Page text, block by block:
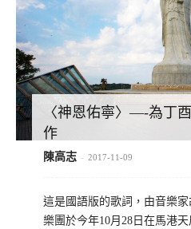
〈神恩佑寧〉—-為丁
作
陳高志 - 2017-11-09
這是國語版的歌詞，由音樂
樂團於今年10月28日在馬港